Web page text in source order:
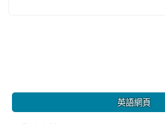
英語網頁